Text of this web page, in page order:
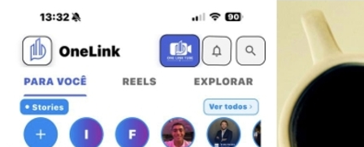
Internacional